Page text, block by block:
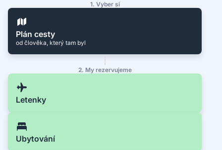
1. Vyber si
Plán cesty
od člověka, který tam byl
2. My rezervujeme
Letenky
Ubytování